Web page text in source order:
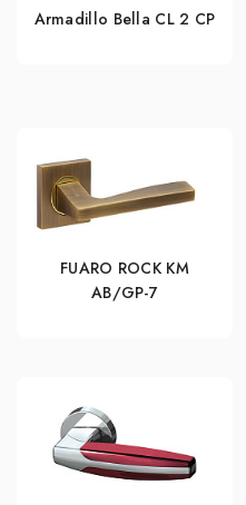
Armadillo Bella CL 2 СP
FUARO ROCK KM
AB/GP-7